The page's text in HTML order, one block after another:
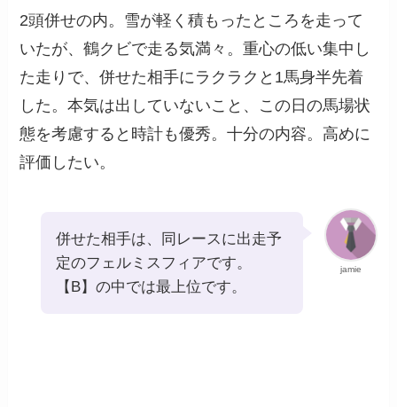
2頭併せの内。雪が軽く積もったところを走って
いたが、鶴クビで走る気満々。重心の低い集中し
た走りで、併せた相手にラクラクと1馬身半先着
した。本気は出していないこと、この日の馬場状
態を考慮すると時計も優秀。十分の内容。高めに
評価したい。
jamie
併せた相手は、同レースに出走予
定のフェルミスフィアです。
【B】の中では最上位です。